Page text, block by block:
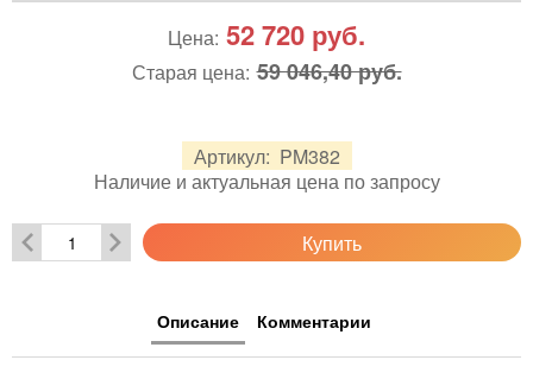
Артикул: PM382
Наличие и актуальная цена по запросу
Цена: 52 720 руб.
Старая цена: 59 046,40 руб.
Купить
Описание Комментарии